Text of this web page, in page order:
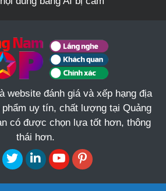
website đánh giá và xếp hạng địa
uy tín, chất lượng tại Quảng
có được chọn lựa tốt hơn, thông
thái hơn.